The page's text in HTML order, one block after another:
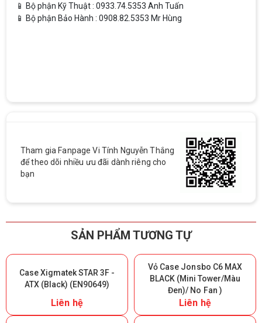
📱 Bộ phận Kỹ Thuật : 0933.74.5353 Anh Tuấn
📱 Bộ phận Bảo Hành : 0908.82.5353 Mr Hùng
Tham gia Fanpage Vi Tính Nguyễn Thắng
để theo dõi nhiều ưu đãi dành riêng cho
bạn
SẢN PHẨM TƯƠNG TỰ
Case Xigmatek STAR 3F -
ATX (Black) (EN90649)
Liên hệ
Vỏ Case Jonsbo C6 MAX
BLACK (Mini Tower/Màu
Đen)/ No Fan )
Liên hệ